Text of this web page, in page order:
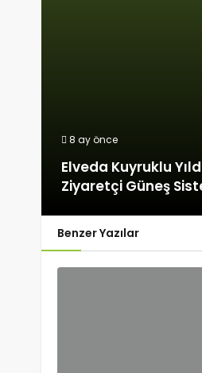
8 ay önce
Elveda Kuyruklu
Ziyaretçi Güneş
Benzer Yazılar